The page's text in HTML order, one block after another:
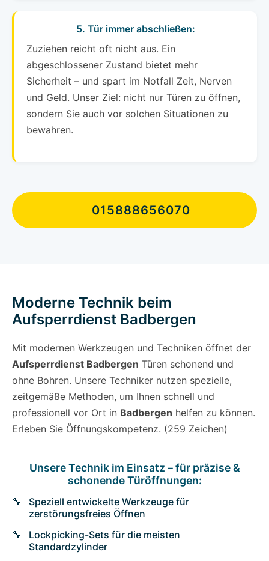
5. Tür immer abschließen:
Zuziehen reicht oft nicht aus. Ein
abgeschlossener Zustand bietet mehr
Sicherheit – und spart im Notfall Zeit, Nerven
und Geld. Unser Ziel: nicht nur Türen zu öffnen,
sondern Sie auch vor solchen Situationen zu
bewahren.
015888656070
Moderne Technik beim
Aufsperrdienst Badbergen
Mit modernen Werkzeugen und Techniken öffnet der
Aufsperrdienst Badbergen Türen schonend und
ohne Bohren. Unsere Techniker nutzen spezielle,
zeitgemäße Methoden, um Ihnen schnell und
professionell vor Ort in Badbergen helfen zu können.
Erleben Sie Öffnungskompetenz. (259 Zeichen)
Unsere Technik im Einsatz – für präzise &
schonende Türöffnungen:
Speziell entwickelte Werkzeuge für
zerstörungsfreies Öffnen
Lockpicking-Sets für die meisten
Standardzylinder